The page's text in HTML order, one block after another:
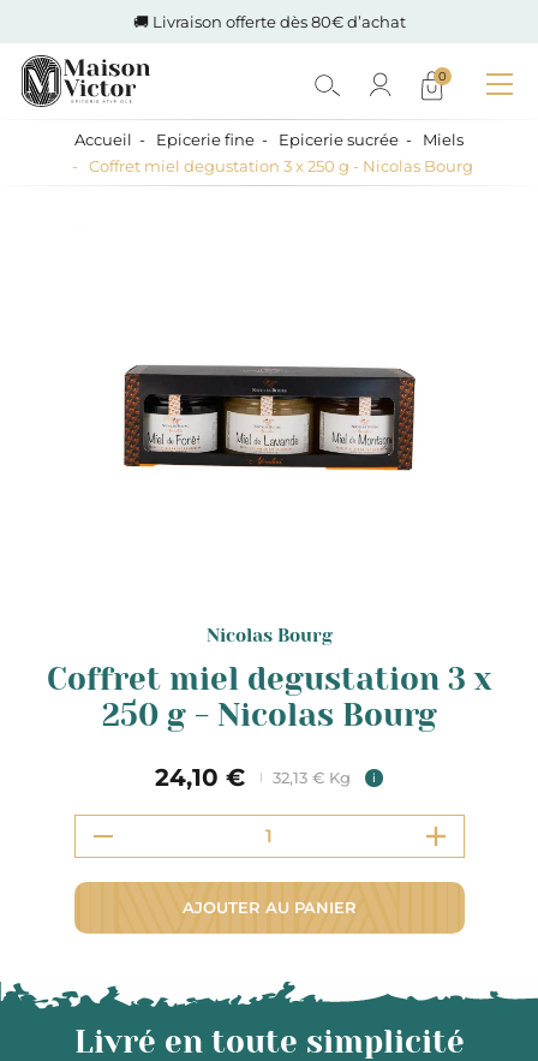
🚚 Livraison offerte dès 80€ d’achat
0
Accueil Epicerie fine Epicerie sucrée
Miels
Coffret miel degustation 3 x 250 g - Nicolas Bourg
Nicolas Bourg
Coffret miel degustation 3 x
250 g - Nicolas Bourg
24,10 € 32,13 € Kg i
AJOUTER AU PANIER
Livré en toute simplicité